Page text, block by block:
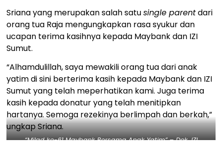
Sriana yang merupakan salah satusingle parentdari
orang tua Raja mengungkapkan rasa syukur dan
ucapan terima kasihnya kepada Maybank dan IZI
Sumut.
“Alhamdulillah, saya mewakili orang tua dari anak
yatim di sini berterima kasih kepada Maybank dan IZI
Sumut yang telah meperhatikan kami. Juga terima
kasih kepada donatur yang telah menitipkan
hartanya. Semoga rezekinya berlimpah dan berkah,”
ungkap Sriana.
“Milad ke-61 Maybank Bersama Anak Yatim” – Dok. IZI